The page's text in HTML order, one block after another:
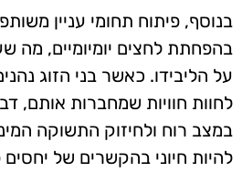
בנוסף, פיתוח תחומי עניין
בהפחתת לחצים יומיומיים, מה
על הליבידו. כאשר בני הזוג
לחוות חוויות שמחברות אותם,
במצב רוח ולחיזוק התשוקה
להיות חיוני בהקשרים של